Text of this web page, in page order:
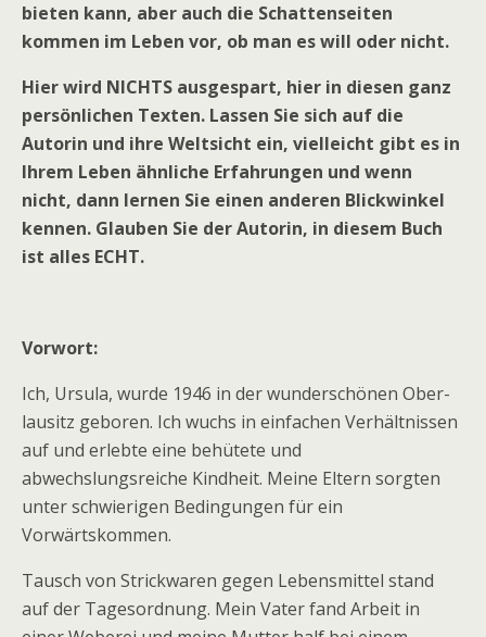
bieten kann, aber auch die Schattenseiten
kommen im Leben vor, ob man es will oder nicht.
Hier wird NICHTS ausgespart, hier in diesen ganz
persönlichen Texten. Lassen Sie sich auf die
Autorin und ihre Weltsicht ein, vielleicht gibt es in
Ihrem Leben ähnliche Erfahrungen und wenn
nicht, dann lernen Sie einen anderen Blickwinkel
kennen. Glauben Sie der Autorin, in diesem Buch
ist alles ECHT.
Vorwort:
Ich, Ursula, wurde 1946 in der wunderschönen Ober-
lausitz geboren. Ich wuchs in einfachen Verhältnissen
auf und erlebte eine behütete und
abwechslungsreiche Kindheit. Meine Eltern sorgten
unter schwierigen Bedingungen für ein
Vorwärtskommen.
Tausch von Strickwaren gegen Lebensmittel stand
auf der Tagesordnung. Mein Vater fand Arbeit in